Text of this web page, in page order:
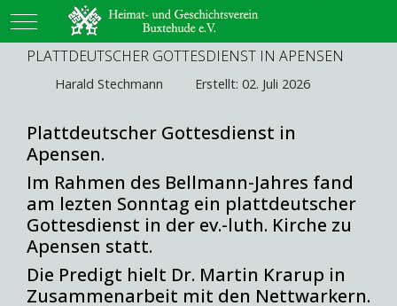
Mobile Menu Toggle
PLATTDEUTSCHER GOTTESDIENST IN APENSEN
Harald Stechmann Erstellt: 02. Juli 2026
Plattdeutscher Gottesdienst in
Apensen.
Im Rahmen des Bellmann-Jahres fand
am lezten Sonntag ein plattdeutscher
Gottesdienst in der ev.-luth. Kirche zu
Apensen statt.
Die Predigt hielt Dr. Martin Krarup in
Zusammenarbeit mit den Nettwarkern.